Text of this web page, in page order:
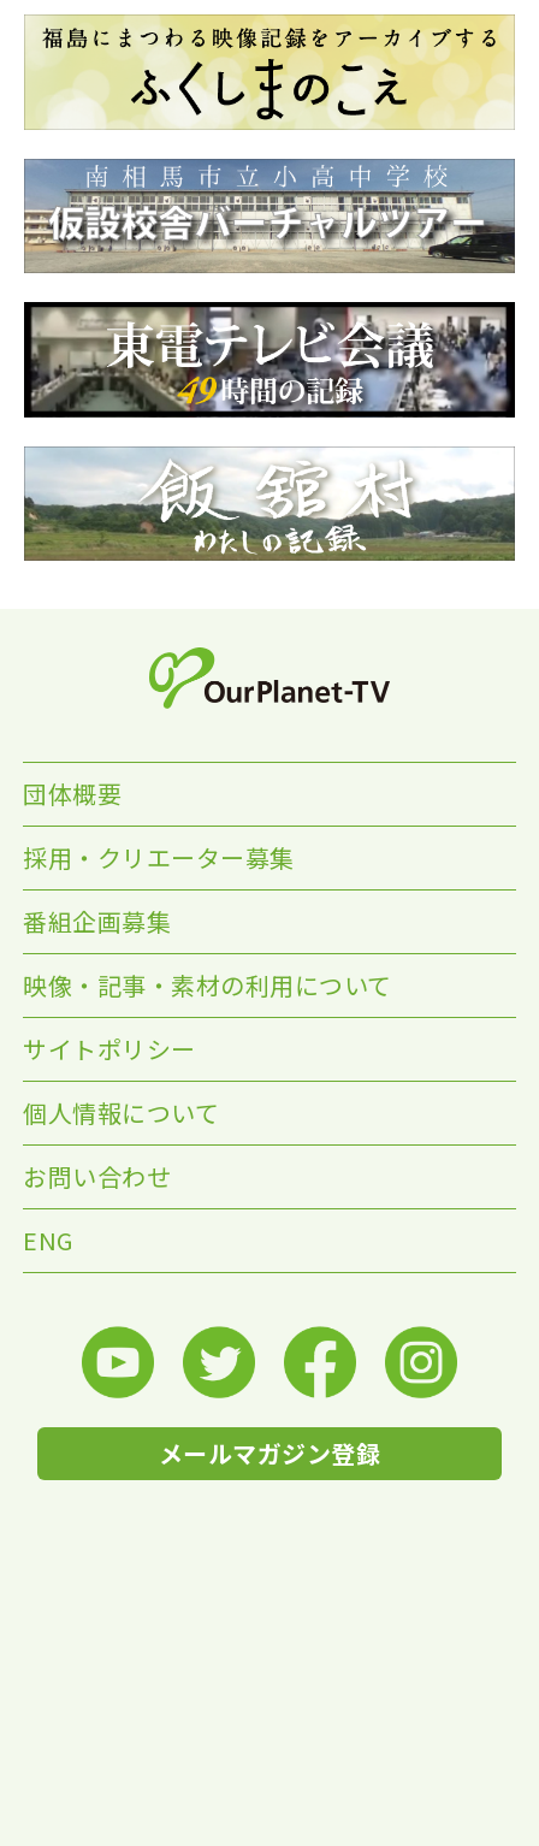
団体概要
採用・クリエーター募集
番組企画募集
映像・記事・素材の利用について
サイトポリシー
個人情報について
お問い合わせ
ENG
メールマガジン登録